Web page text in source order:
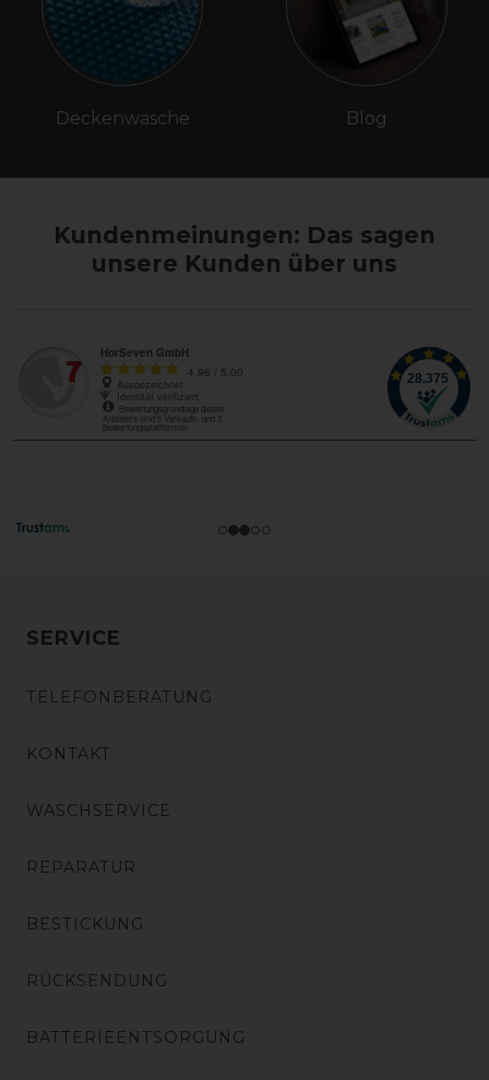
Deckenwäsche Blog
Kundenmeinungen: Das sagen
unsere Kunden über uns
SERVICE
TELEFONBERATUNG
KONTAKT
WASCHSERVICE
REPARATUR
BESTICKUNG
RÜCKSENDUNG
BATTERIEENTSORGUNG